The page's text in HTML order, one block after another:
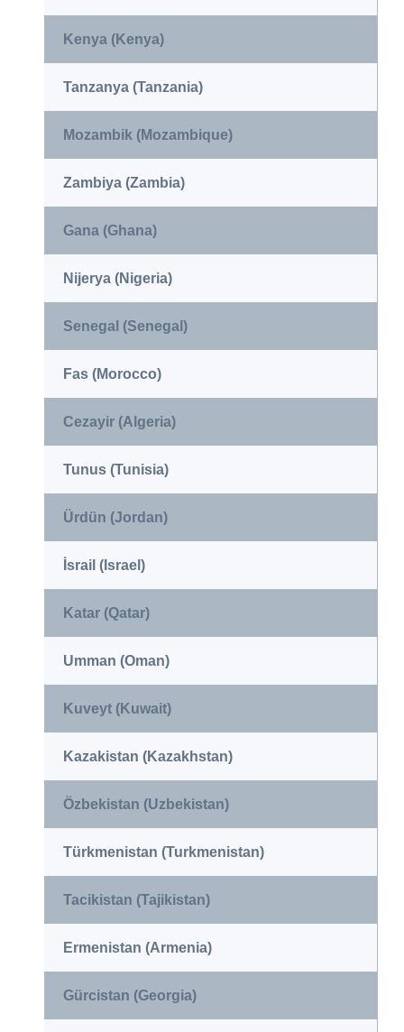
Kenya (Kenya)
Tanzanya (Tanzania)
Mozambik (Mozambique)
Zambiya (Zambia)
Gana (Ghana)
Nijerya (Nigeria)
Senegal (Senegal)
Fas (Morocco)
Cezayir (Algeria)
Tunus (Tunisia)
Ürdün (Jordan)
İsrail (Israel)
Katar (Qatar)
Umman (Oman)
Kuveyt (Kuwait)
Kazakistan (Kazakhstan)
Özbekistan (Uzbekistan)
Türkmenistan (Turkmenistan)
Tacikistan (Tajikistan)
Ermenistan (Armenia)
Gürcistan (Georgia)